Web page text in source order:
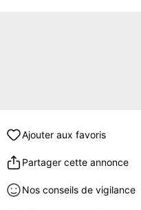
Ajouter aux favoris
Partager cette annonce
Nos conseils de vigilance